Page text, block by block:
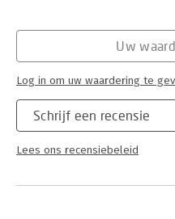
Recht
Schrijf een recensie
Lees ons recensiebeleid
Uw
Log in om uw waardering te